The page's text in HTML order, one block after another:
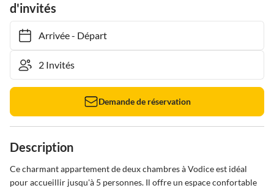
d'invités
Arrivée- Départ
Demande de réservation
Description
Ce charmant appartement de deux chambres à Vodice est idéal
pour accueillir jusqu'à 5 personnes. Il offre un espace confortable